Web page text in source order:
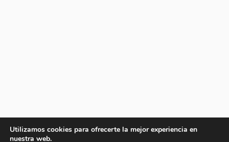
Utilizamos cookies para ofrecerte la mejor experiencia en
nuestra web.